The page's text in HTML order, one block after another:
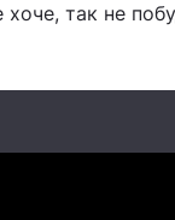
хоче, так не